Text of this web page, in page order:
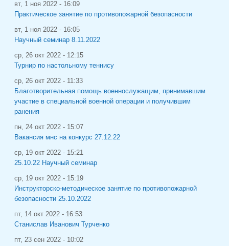
вт, 1 ноя 2022 - 16:09
Практическое занятие по противопожарной безопасности
вт, 1 ноя 2022 - 16:05
Научный семинар 8.11.2022
ср, 26 окт 2022 - 12:15
Турнир по настольному теннису
ср, 26 окт 2022 - 11:33
Благотворительная помощь военнослужащим, принимавшим
участие в специальной военной операции и получившим
ранения
пн, 24 окт 2022 - 15:07
Вакансия мнс на конкурс 27.12.22
ср, 19 окт 2022 - 15:21
25.10.22 Научный семинар
ср, 19 окт 2022 - 15:19
Инструкторско-методическое занятие по противопожарной
безопасности 25.10.2022
пт, 14 окт 2022 - 16:53
Станислав Иванович Турченко
пт, 23 сен 2022 - 10:02